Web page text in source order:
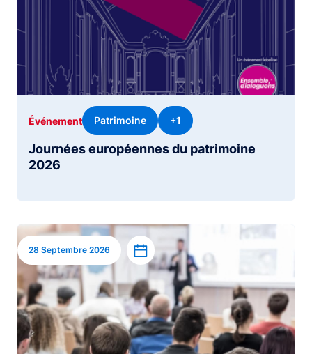
Journées européennes du patrimoine
2026
Événement Patrimoine +1
Image
28 Septembre 2026 Ajouter à l’agenda